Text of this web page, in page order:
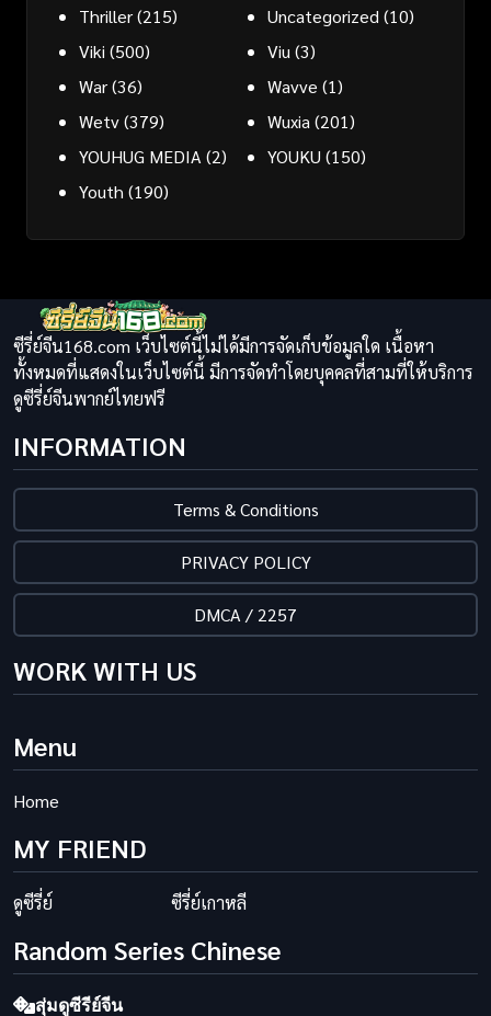
Thriller(215) Uncategorized (10)
Viki (500) Viu (3)
War(36) Wavve (1)
Wetv(379) Wuxia (201)
YOUHUG MEDIA (2) YOUKU (150)
Youth (190)
ซีรี่ย์จีน168.com เว็บไซต์นี้ไม่ได้มีการจัดเก็บข้อมูลใด เนื้อหา
ทั้งหมดที่แสดงในเว็บไซต์นี้ มีการจัดทำโดยบุคคลที่สามที่ให้บริการ
ดูซีรี่ย์จีนพากย์ไทยฟรี
INFORMATION
Terms & Conditions
PRIVACY POLICY
DMCA / 2257
WORK WITH US
Menu
Home
MY FRIEND
ดูซีรี่ย์ ซีรี่ย์เกาหลี
Random Series Chinese
สุ่มดูซีรีย์จีน